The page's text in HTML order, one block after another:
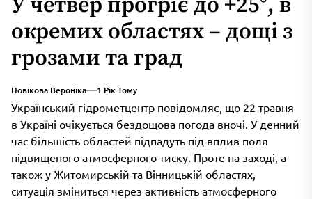
У четвер прогріє до +25°, в
окремих областях – дощі з
грозами та град
Новікова Вероніка 1 Рік Тому
Український гідрометцентр повідомляє, що 22 травня
в Україні очікується бездощова погода вночі. У денний
час більшість областей підпадуть під вплив поля
підвищеного атмосферного тиску. Проте на заході, а
також у Житомирській та Вінницькій областях,
ситуація зміниться через активність атмосферного